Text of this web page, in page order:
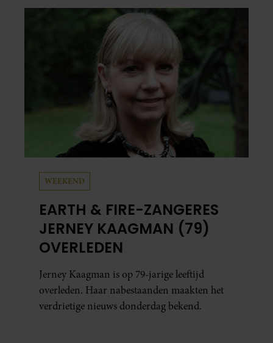
vaker schaamt zodra ze samen onder de
WEEKEND
EARTH & FIRE-ZANGERES
JERNEY KAAGMAN (79)
OVERLEDEN
Jerney Kaagman is op 79-jarige leeftijd
overleden. Haar nabestaanden maakten het
verdrietige nieuws donderdag bekend.